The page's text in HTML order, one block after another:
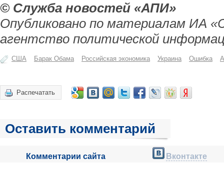
© Служба новостей «АПИ»
Опубликовано по материалам ИА
агентство политической
США Барак Обама Российская экономика Украина Ошибка
Распечатать
Оставить комментарий
Комментарии сайта Вконтакте